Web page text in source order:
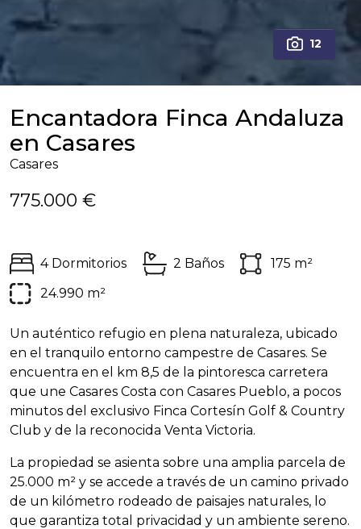
12
Encantadora Finca Andaluza
en Casares
Casares
775.000 €
4 Dormitorios 2 Baños
175 m²
24.990 m²
Un auténtico refugio en plena naturaleza, ubicado
en el tranquilo entorno campestre de Casares. Se
encuentra en el km 8,5 de la pintoresca carretera
que une Casares Costa con Casares Pueblo, a pocos
minutos del exclusivo Finca Cortesín Golf & Country
Club y de la reconocida Venta Victoria.
La propiedad se asienta sobre una amplia parcela de
25.000 m² y se accede a través de un camino privado
de un kilómetro rodeado de paisajes naturales, lo
que garantiza total privacidad y un ambiente sereno.